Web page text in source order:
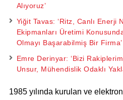
Alıyoruz’
Yiğit Tavas: ‘Ritz, Canlı Enerji
Ekipmanları Üretimi
Olmayı Başarabilmiş Bir Firma’
Emre Derinyar: ‘Bizi
Unsur, Mühendislik Odaklı
1985 yılında kurulan ve